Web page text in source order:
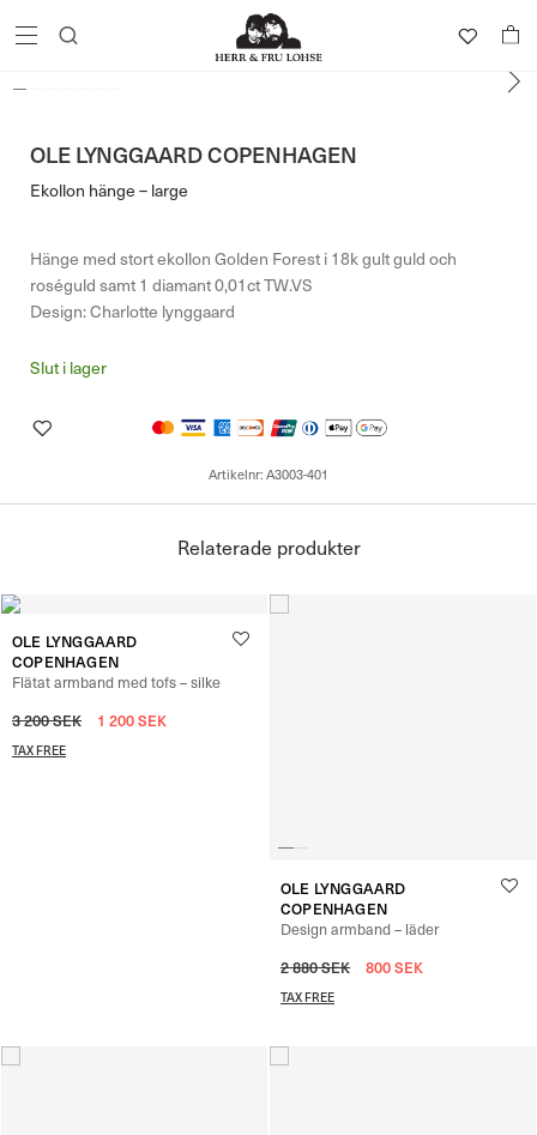
OLE LYNGGAARD COPENHAGEN
Ekollon hänge – large
Hänge med stort ekollon Golden Forest i 18k gult guld och
roséguld samt 1 diamant 0,01ct TW.VS
Design: Charlotte lynggaard
Slut i lager
Artikelnr: A3003-401
Relaterade produkter
OLE LYNGGAARD
COPENHAGEN
Flätat armband med tofs – silke
3 200SEK 1 200SEK
TAX FREE
OLE LYNGGAARD
COPENHAGEN
Design armband – läder
2 880SEK 800SEK
TAX FREE